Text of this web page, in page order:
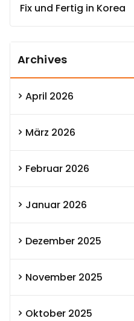
Fix und Fertig in Korea
Archives
April 2026
März 2026
Februar 2026
Januar 2026
Dezember 2025
November 2025
Oktober 2025